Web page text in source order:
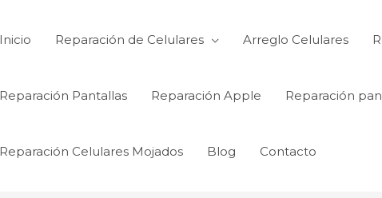
Inicio Reparación de Celulares Arreglo Celulares
Reparación Pantallas Reparación Apple Reparación
Reparación Celulares Mojados Blog Contacto